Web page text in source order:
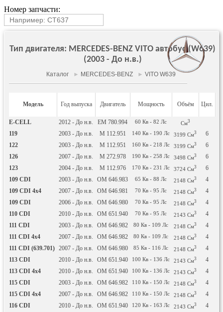
Номер запчасти:
Тип двигателя: MERCEDES-BENZ VITO автобус (W639)
(2003 - До н.в.)
Каталог ► MERCEDES-BENZ ► VITO W639
Модель Год выпуска Двигатель Мощность Объём Цил.
E-CELL 2012 - До н.в. EM 780.994 60 Кв - 82 Лс См3
119 2003 - До н.в. M 112.951 140 Кв - 190 Лс 3199 См3 6
122
2003 - До н.в. M 112.951 160 Кв - 218 Лс 3199 См3 6
126
2007 - До н.в. M 272.978 190 Кв - 258 Лс 3498 См3 6
123
2004 - До н.в. M 112.976 170 Кв - 231 Лс 3724 См3 6
109 CDI
2003 - До н.в. OM 646.983 65 Кв - 88 Лс 2148 См3 4
109 CDI 4x4
2007 - До н.в. OM 646.981 70 Кв - 95 Лс 2148 См3 4
109 CDI
2006 - До н.в. OM 646.980 70 Кв - 95 Лс 2148 См3 4
110 CDI
2010 - До н.в. OM 651.940 70 Кв - 95 Лс 2143 См3 4
111 CDI
2003 - До н.в. OM 646.982 80 Кв - 109 Лс 2148 См3 4
111 CDI 4x4
2007 - До н.в. OM 646.982 80 Кв - 109 Лс 2148 См3 4
111 CDI (639.701) 2007 - До н.в. OM 646.980 85 Кв - 116 Лс 2148 См3 4
113 CDI
2010 - До н.в. OM 651.940 100 Кв - 136 Лс 2143 См3 4
113 CDI 4x4
2010 - До н.в. OM 651.940 100 Кв - 136 Лс 2143 См3 4
115 CDI
2003 - До н.в. OM 646.982 110 Кв - 150 Лс 2148 См3 4
115 CDI 4x4
2007 - До н.в. OM 646.982 110 Кв - 150 Лс 2148 См3 4
116 CDI
2010 - До н.в. OM 651.940 120 Кв - 163 Лс 2143 См3 4